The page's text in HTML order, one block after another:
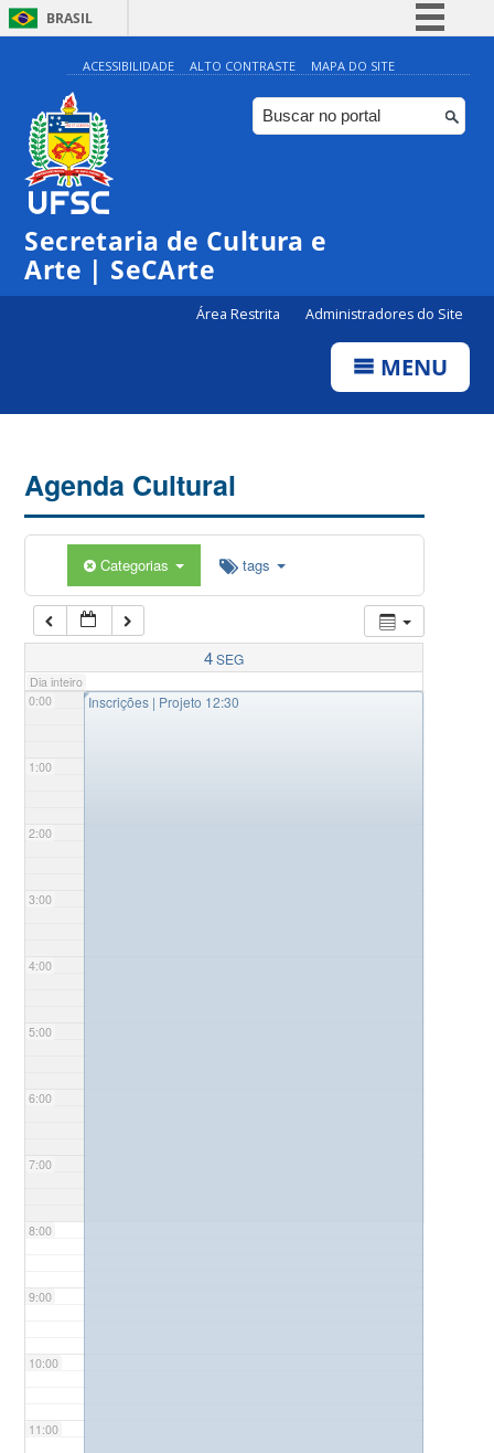
BRASIL
Simplifique!
Comunica BR
Participe
ACESSIBILIDADE ALTO CONTRASTE MAPA DO SITE
Secretaria de Cultura e
Arte | SeCArte
Área Restrita Administradores do Site
MENU
Agenda Cultural
Categorias tags
4SEG
Dia inteiro
0:00
1:00
2:00
3:00
4:00
5:00
6:00
7:00
8:00
9:00
10:00
11:00
◤Inscrições | Projeto 12:30